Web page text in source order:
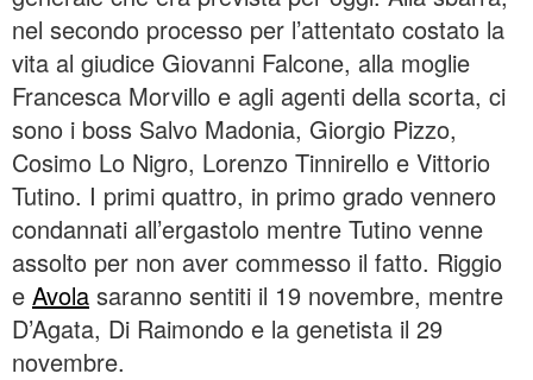
nel secondo processo per l’attentato costato la
vita al giudice Giovanni Falcone, alla moglie
Francesca Morvillo e agli agenti della scorta, ci
sono i boss Salvo Madonia, Giorgio Pizzo,
Cosimo Lo Nigro, Lorenzo Tinnirello e Vittorio
Tutino. I primi quattro, in primo grado vennero
condannati all’ergastolo mentre Tutino venne
assolto per non aver commesso il fatto. Riggio
e Avola saranno sentiti il 19 novembre, mentre
D’Agata, Di Raimondo e la genetista il 29
novembre.